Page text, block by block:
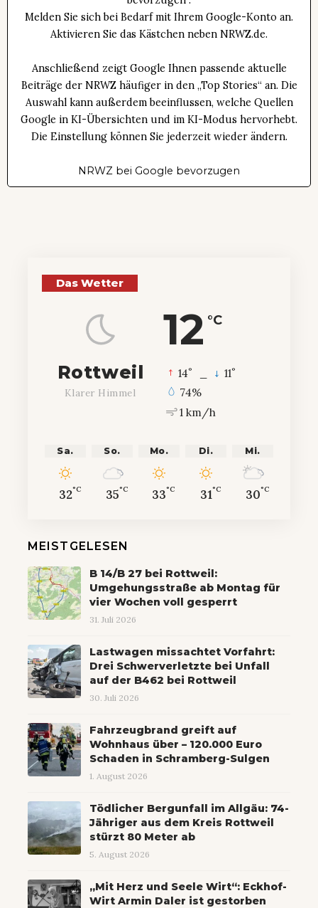
Melden Sie sich bei Bedarf mit Ihrem Google-Konto an.
Aktivieren Sie das Kästchen neben NRWZ.de.
Anschließend zeigt Google Ihnen passende aktuelle
Beiträge der NRWZ häufiger in den „Top Stories“ an. Die
Auswahl kann außerdem beeinflussen, welche Quellen
Google in KI-Übersichten und im KI-Modus hervorhebt.
Die Einstellung können Sie jederzeit wieder ändern.
NRWZ bei Google bevorzugen
Das Wetter
12 °C
Rottweil
Klarer Himmel
14° 11°
74%
1 km/h
Sa.
32°C
So.
35°C
Mo.
33°C
Di.
31°C
Mi.
30°C
MEISTGELESEN
B 14/B 27 bei Rottweil:
Umgehungsstraße ab Montag für
vier Wochen voll gesperrt
31. Juli 2026
Lastwagen missachtet Vorfahrt:
Drei Schwerverletzte bei Unfall
auf der B462 bei Rottweil
30. Juli 2026
Fahrzeugbrand greift auf
Wohnhaus über – 120.000 Euro
Schaden in Schramberg-Sulgen
1. August 2026
Tödlicher Bergunfall im Allgäu: 74-
Jähriger aus dem Kreis Rottweil
stürzt 80 Meter ab
5. August 2026
„Mit Herz und Seele Wirt“: Eckhof-
Wirt Armin Daler ist gestorben